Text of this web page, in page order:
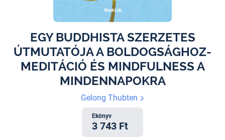
EGY BUDDHISTA SZERZETES
ÚTMUTATÓJA A BOLDOGSÁGHOZ-
MEDITÁCIÓ ÉS MINDFULNESS A
MINDENNAPOKRA
Gelong Thubten
Ekönyv
3 743 Ft